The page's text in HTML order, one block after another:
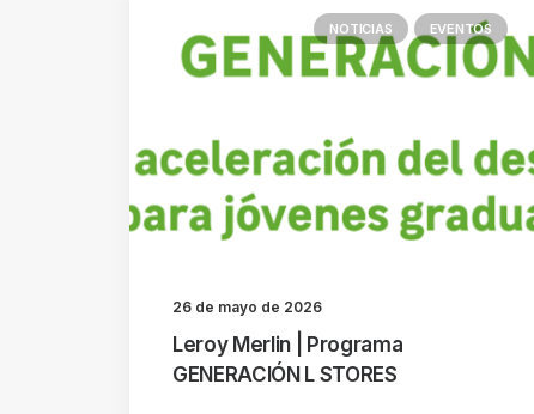
NOTICIAS EVENTOS
26 de mayo de 2026
Leroy Merlin | Programa
GENERACIÓN L STORES